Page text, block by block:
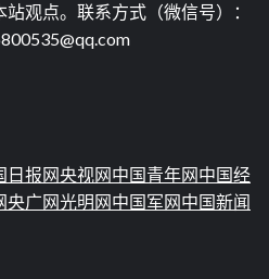
观点。联系方式（微信号）：
日报网央视网中国青年网中国经
央广网光明网中国军网中国新闻